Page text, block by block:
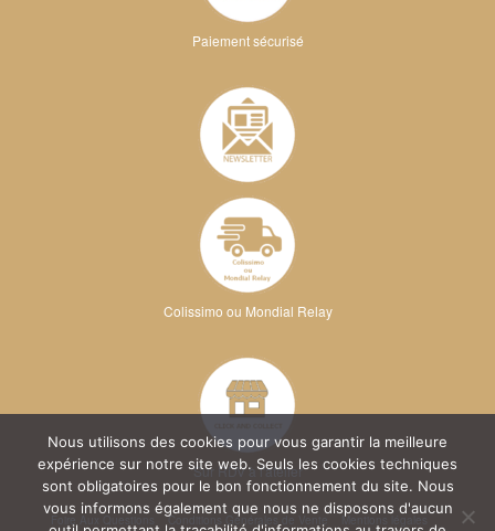
Paiement sécurisé
Colissimo ou Mondial Relay
Sur RDV à l'atelier
Conditions Générales de Vente Mentions légales
Nous utilisons des cookies pour vous garantir la meilleure
expérience sur notre site web. Seuls les cookies techniques
sont obligatoires pour le bon fonctionnement du site. Nous
vous informons également que nous ne disposons d'aucun